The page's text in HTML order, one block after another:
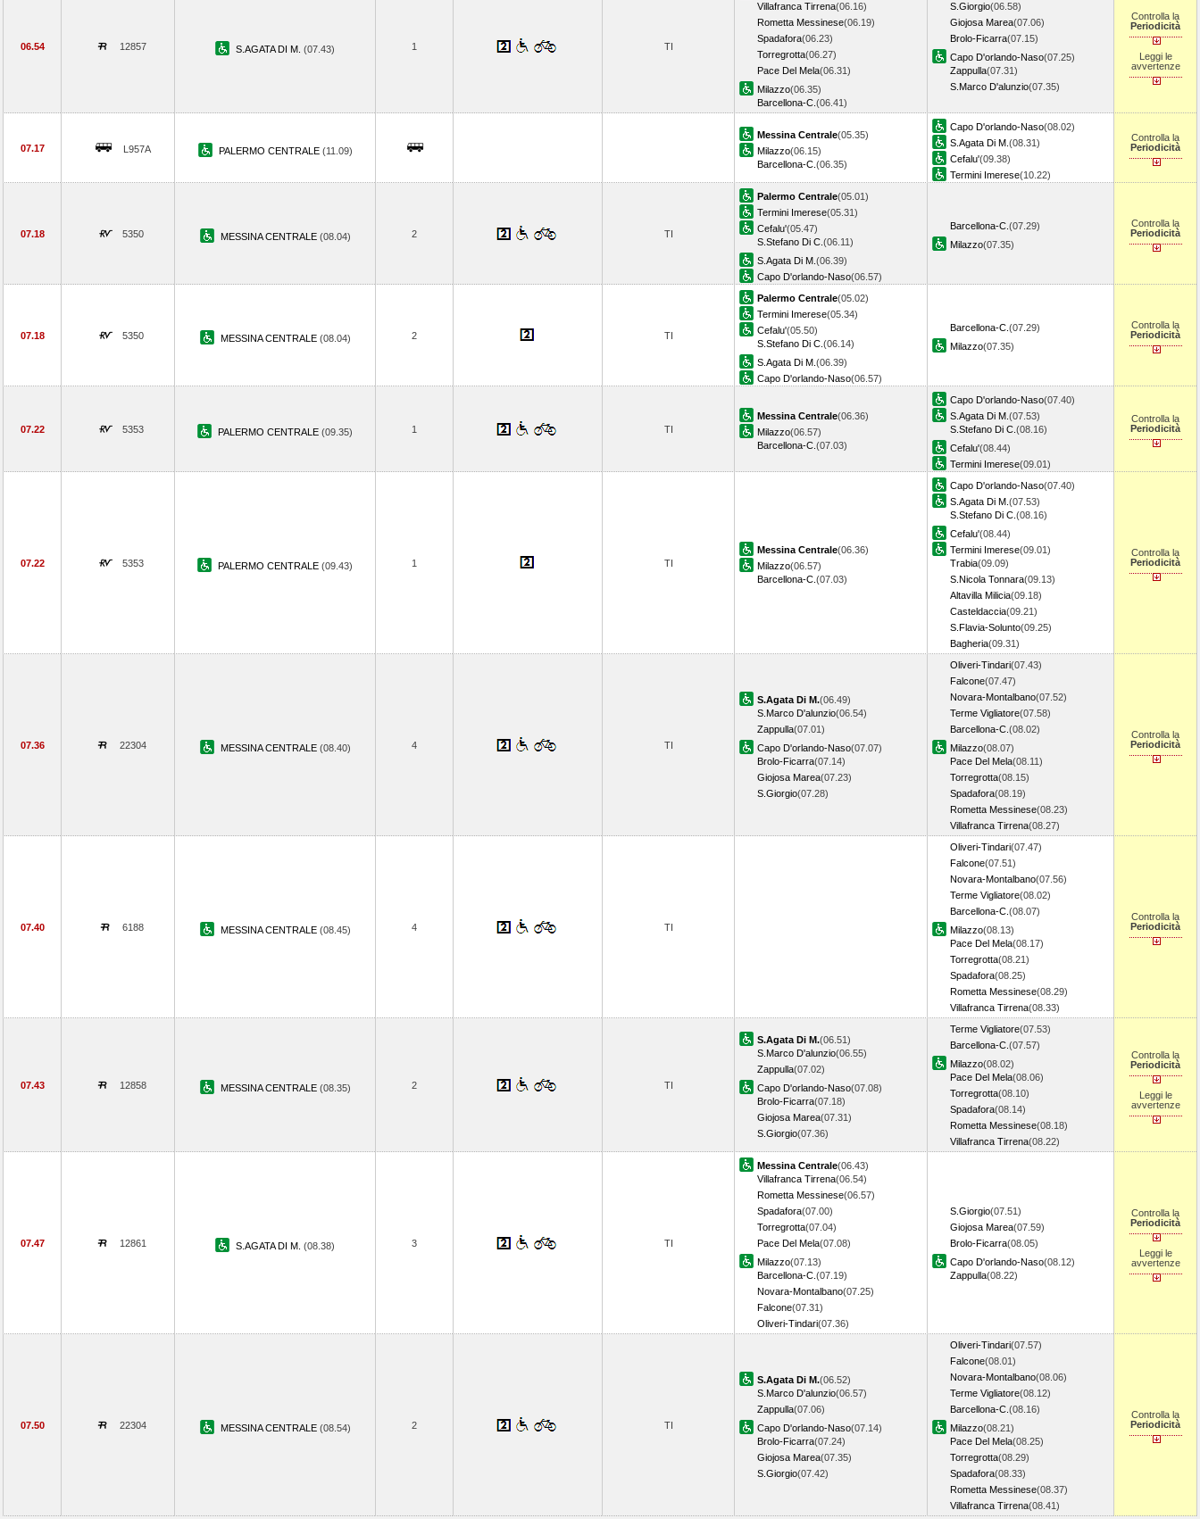
06.54 12857 S.AGATA DI M. (07.43) 1 TI
Villafranca Tirrena(06.16)
Rometta Messinese(06.19)
Spadafora(06.23)
Torregrotta(06.27)
Pace Del Mela(06.31)
Milazzo(06.35)
Barcellona-C. (06.41)
S.Giorgio(06.58)
Giojosa Marea(07.06)
Brolo-Ficarra(07.15)
Capo D'orlando-Naso(07.25)
Zappulla(07.31)
S.Marco D'alunzio(07.35)
Controlla la
Periodicità
Leggi le
avvertenze
07.17 L957A PALERMO CENTRALE (11.09)
Messina Centrale(05.35)
Milazzo(06.15)
Barcellona-C. (06.35)
Capo D'orlando-Naso(08.02)
S.Agata Di M. (08.31)
Cefalu'(09.38)
Termini Imerese(10.22)
Controlla la
Periodicità
07.18 5350 MESSINA CENTRALE (08.04) 2 TI
Palermo Centrale(05.01)
Termini Imerese(05.31)
Cefalu'(05.47)
S.Stefano Di C. (06.11)
S.Agata Di M. (06.39)
Capo D'orlando-Naso(06.57)
Barcellona-C. (07.29)
Milazzo(07.35)
Controlla la
Periodicità
07.18 5350 MESSINA CENTRALE (08.04) 2 TI
Palermo Centrale(05.02)
Termini Imerese(05.34)
Cefalu'(05.50)
S.Stefano Di C. (06.14)
S.Agata Di M. (06.39)
Capo D'orlando-Naso(06.57)
Barcellona-C. (07.29)
Milazzo(07.35)
Controlla la
Periodicità
07.22 5353 PALERMO CENTRALE (09.35) 1 TI
Messina Centrale(06.36)
Milazzo(06.57)
Barcellona-C. (07.03)
Capo D'orlando-Naso(07.40)
S.Agata Di M. (07.53)
S.Stefano Di C. (08.16)
Cefalu'(08.44)
Termini Imerese(09.01)
Controlla la
Periodicità
07.22 5353 PALERMO CENTRALE (09.43) 1 TI
Messina Centrale(06.36)
Milazzo(06.57)
Barcellona-C. (07.03)
Capo D'orlando-Naso(07.40)
S.Agata Di M. (07.53)
S.Stefano Di C. (08.16)
Cefalu'(08.44)
Termini Imerese(09.01)
Trabia(09.09)
S.Nicola Tonnara(09.13)
Altavilla Milicia(09.18)
Casteldaccia(09.21)
S.Flavia-Solunto(09.25)
Bagheria(09.31)
Controlla la
Periodicità
07.36 22304 MESSINA CENTRALE (08.40) 4 TI
S.Agata Di M.(06.49)
S.Marco D'alunzio(06.54)
Zappulla(07.01)
Capo D'orlando-Naso(07.07)
Brolo-Ficarra(07.14)
Giojosa Marea(07.23)
S.Giorgio(07.28)
Oliveri-Tindari(07.43)
Falcone(07.47)
Novara-Montalbano(07.52)
Terme Vigliatore(07.58)
Barcellona-C. (08.02)
Milazzo(08.07)
Pace Del Mela(08.11)
Torregrotta(08.15)
Spadafora(08.19)
Rometta Messinese(08.23)
Villafranca Tirrena(08.27)
Controlla la
Periodicità
07.40 6188 MESSINA CENTRALE (08.45) 4 TI
Oliveri-Tindari(07.47)
Falcone(07.51)
Novara-Montalbano(07.56)
Terme Vigliatore(08.02)
Barcellona-C. (08.07)
Milazzo(08.13)
Pace Del Mela(08.17)
Torregrotta(08.21)
Spadafora(08.25)
Rometta Messinese(08.29)
Villafranca Tirrena(08.33)
Controlla la
Periodicità
07.43 12858 MESSINA CENTRALE (08.35) 2 TI
S.Agata Di M.(06.51)
S.Marco D'alunzio(06.55)
Zappulla(07.02)
Capo D'orlando-Naso(07.08)
Brolo-Ficarra(07.18)
Giojosa Marea(07.31)
S.Giorgio(07.36)
Terme Vigliatore(07.53)
Barcellona-C. (07.57)
Milazzo(08.02)
Pace Del Mela(08.06)
Torregrotta(08.10)
Spadafora(08.14)
Rometta Messinese(08.18)
Villafranca Tirrena(08.22)
Controlla la
Periodicità
Leggi le
avvertenze
07.47 12861 S.AGATA DI M. (08.38) 3 TI
Messina Centrale(06.43)
Villafranca Tirrena(06.54)
Rometta Messinese(06.57)
Spadafora(07.00)
Torregrotta(07.04)
Pace Del Mela(07.08)
Milazzo(07.13)
Barcellona-C. (07.19)
Novara-Montalbano(07.25)
Falcone(07.31)
Oliveri-Tindari(07.36)
S.Giorgio(07.51)
Giojosa Marea(07.59)
Brolo-Ficarra(08.05)
Capo D'orlando-Naso(08.12)
Zappulla(08.22)
Controlla la
Periodicità
Leggi le
avvertenze
07.50 22304 MESSINA CENTRALE (08.54) 2 TI
S.Agata Di M.(06.52)
S.Marco D'alunzio(06.57)
Zappulla(07.06)
Capo D'orlando-Naso(07.14)
Brolo-Ficarra(07.24)
Giojosa Marea(07.35)
S.Giorgio(07.42)
Oliveri-Tindari(07.57)
Falcone(08.01)
Novara-Montalbano(08.06)
Terme Vigliatore(08.12)
Barcellona-C. (08.16)
Milazzo(08.21)
Pace Del Mela(08.25)
Torregrotta(08.29)
Spadafora(08.33)
Rometta Messinese(08.37)
Villafranca Tirrena(08.41)
Controlla la
Periodicità